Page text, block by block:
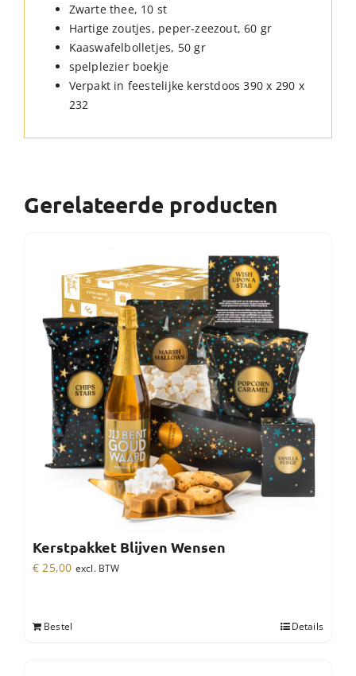
Zwarte thee, 10 st
Hartige zoutjes, peper-zeezout, 60 gr
Kaaswafelbolletjes, 50 gr
spelplezier boekje
Verpakt in feestelijke kerstdoos 390 x 290 x
232
Gerelateerde producten
Kerstpakket Blijven Wensen
€ 25,00 excl. BTW
Bestel Details